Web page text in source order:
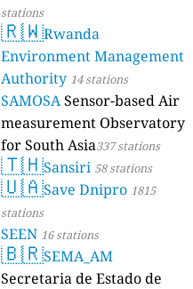
stations
🇷🇼Rwanda
Environment Management
Authority 14 stations
SAMOSASensor-based Air
measurement Observatory
for South Asia337 stations
🇹🇭Sansiri 58 stations
🇺🇦Save Dnipro 1815
stations
SEEN 16 stations
🇧🇷SEMA_AM
Secretaria de Estado de